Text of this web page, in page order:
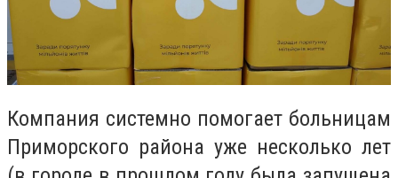
Компания системно помогает больницам
Приморского района уже несколько лет